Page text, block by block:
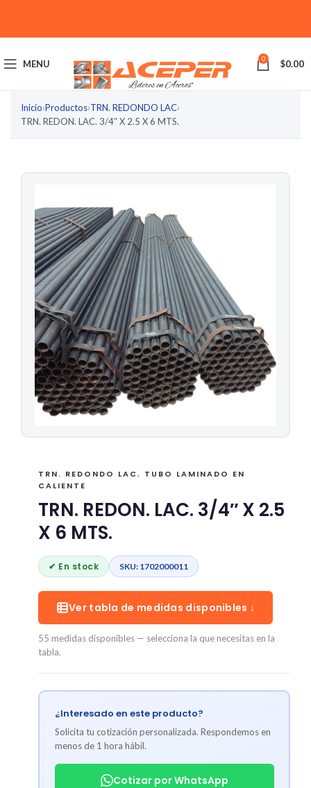
MENU 0 $0.00
Inicio›Productos›TRN. REDONDO LAC›
TRN. REDON. LAC. 3/4″ X 2.5 X 6 MTS.
TRN. REDONDO LAC, TUBO LAMINADO EN
CALIENTE
TRN. REDON. LAC. 3/4″ X 2.5
X 6 MTS.
✔ En stock SKU: 1702000011
Ver tabla de medidas disponibles ↓
55 medidas disponibles — selecciona la que necesitas en la
tabla.
¿Interesado en este producto?
Solicita tu cotización personalizada. Respondemos en
menos de 1 hora hábil.
Cotizar por WhatsApp